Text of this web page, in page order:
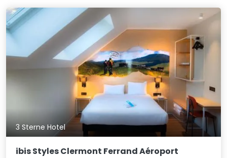
3 Sterne Hotel
ibis Styles Clermont Ferrand Aéroport